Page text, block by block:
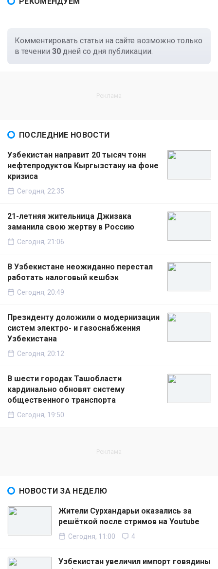
Комментировать статьи на сайте возможно только
в течении 30 дней со дня публикации.
ПОСЛЕДНИЕ НОВОСТИ
Узбекистан направит 20 тысяч тонн
нефтепродуктов Кыргызстану на фоне
кризиса
Сегодня, 22:35
21-летняя жительница Джизака
заманила свою жертву в Россию
Сегодня, 21:06
В Узбекистане неожиданно перестал
работать налоговый кешбэк
Сегодня, 20:49
Президенту доложили о модернизации
систем электро- и газоснабжения
Узбекистана
Сегодня, 20:12
В шести городах Ташобласти
кардинально обновят систему
общественного транспорта
Сегодня, 19:50
НОВОСТИ ЗА НЕДЕЛЮ
Жители Сурхандарьи оказались за
решёткой после стримов на Youtube
Сегодня, 11:00 4
Узбекистан увеличил импорт говядины